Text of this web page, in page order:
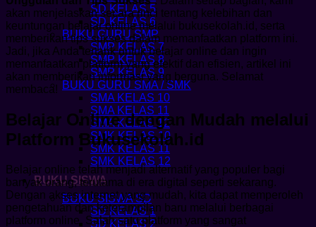
SD KELAS 5
SD KELAS 6
BUKU GURU SMP
SMP KELAS 7
SMP KELAS 8
SMP KELAS 9
BUKU GURU SMA / SMK
SMA KELAS 10
SMA KELAS 11
SMA KELAS 12
SMK KELAS 10
SMK KELAS 11
SMK KELAS 12
BUKU SISWA
BUKU SISWA SD
SD KELAS 1
SD KELAS 2
akan menjelaskan secara rinci tentang kelebihan dan
keuntungan belajar online melalui bukusekolah.id, serta
memberikan tips sukses dalam memanfaatkan platform ini.
Jadi, jika Anda tertarik untuk belajar online dan ingin
memanfaatkan platform yang efektif dan efisien, artikel ini
akan memberikan informasi yang berguna. Selamat
membaca!
Belajar Online dengan Mudah melalui
Platform Bukusekolah.id
Belajar online telah menjadi alternatif yang populer bagi
banyak orang, terutama di era digital seperti sekarang.
Dengan akses internet yang mudah, kita dapat memperoleh
pengetahuan dan keterampilan baru melalui berbagai
platform online. Salah satu platform yang sangat